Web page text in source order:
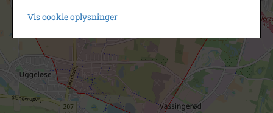
Vis cookie oplysninger